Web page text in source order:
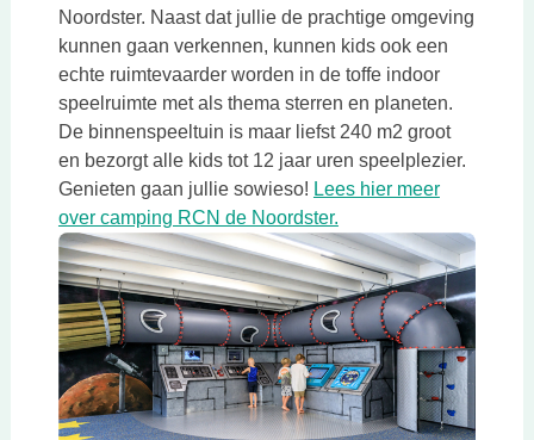
Noordster. Naast dat jullie de prachtige omgeving
kunnen gaan verkennen, kunnen kids ook een
echte ruimtevaarder worden in de toffe indoor
speelruimte met als thema sterren en planeten.
De binnenspeeltuin is maar liefst 240 m2 groot
en bezorgt alle kids tot 12 jaar uren speelplezier.
Genieten gaan jullie sowieso! Lees hier meer
over camping RCN de Noordster.